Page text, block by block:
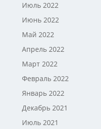
Июль 2022
Июнь 2022
Май 2022
Апрель 2022
Март 2022
Февраль 2022
Январь 2022
Декабрь 2021
Июль 2021